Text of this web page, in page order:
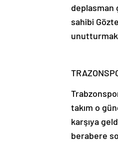
deplasman
sahibi
takım o
karşıya
berabere